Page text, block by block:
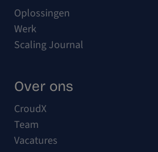
Oplossingen
Werk
Scaling Journal
Over ons
CroudX
Team
Vacatures